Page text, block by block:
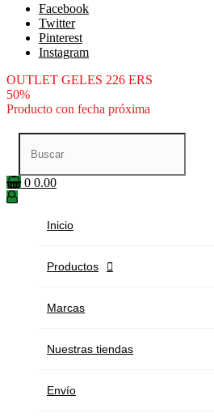
Facebook
Twitter
Pinterest
Instagram
OUTLET GELES 226 ERS
50%
Producto con fecha próxima
0 0.00
Inicio
Productos 
Marcas
Nuestras tiendas
Envío